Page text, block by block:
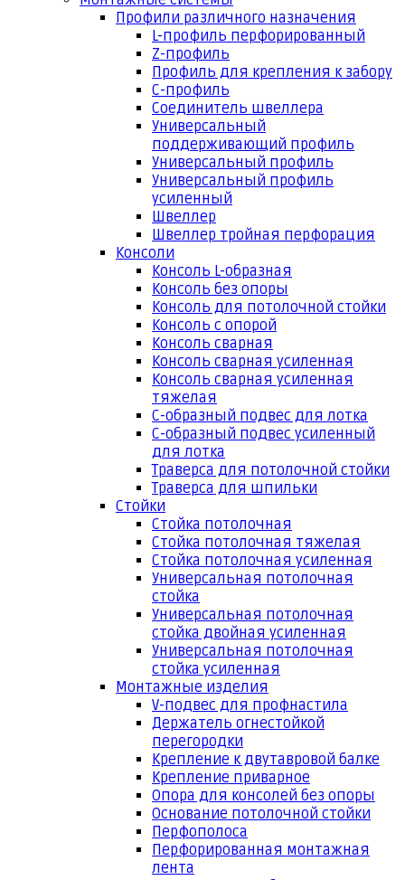
Профили различного назначения
L-профиль перфорированный
Z-профиль
Профиль для крепления к забору
С-профиль
Соединитель швеллера
Универсальный
поддерживающий профиль
Универсальный профиль
Универсальный профиль
усиленный
Швеллер
Швеллер тройная перфорация
Консоли
Консоль L-образная
Консоль без опоры
Консоль для потолочной стойки
Консоль с опорой
Консоль сварная
Консоль сварная усиленная
Консоль сварная усиленная
тяжелая
С-образный подвес для лотка
С-образный подвес усиленный
для лотка
Траверса для потолочной стойки
Траверса для шпильки
Стойки
Стойка потолочная
Стойка потолочная тяжелая
Стойка потолочная усиленная
Универсальная потолочная
стойка
Универсальная потолочная
стойка двойная усиленная
Универсальная потолочная
стойка усиленная
Монтажные изделия
V-подвес для профнастила
Держатель огнестойкой
перегородки
Крепление к двутавровой балке
Крепление приварное
Опора для консолей без опоры
Основание потолочной стойки
Перфополоса
Перфорированная монтажная
лента